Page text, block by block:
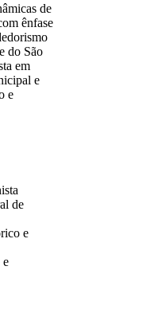
de
ênfase
do São
em
e
e
de
e
e